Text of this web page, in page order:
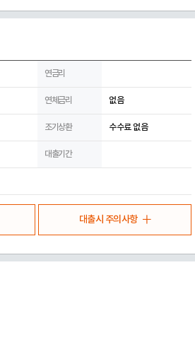
연금리
연체금리 없음
조기상환 수수료 없음
대출기간
대출시 주의사항